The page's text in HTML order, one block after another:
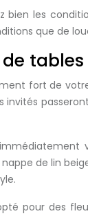
bien les
que de
tables
fort de
invités
de lin
pour des